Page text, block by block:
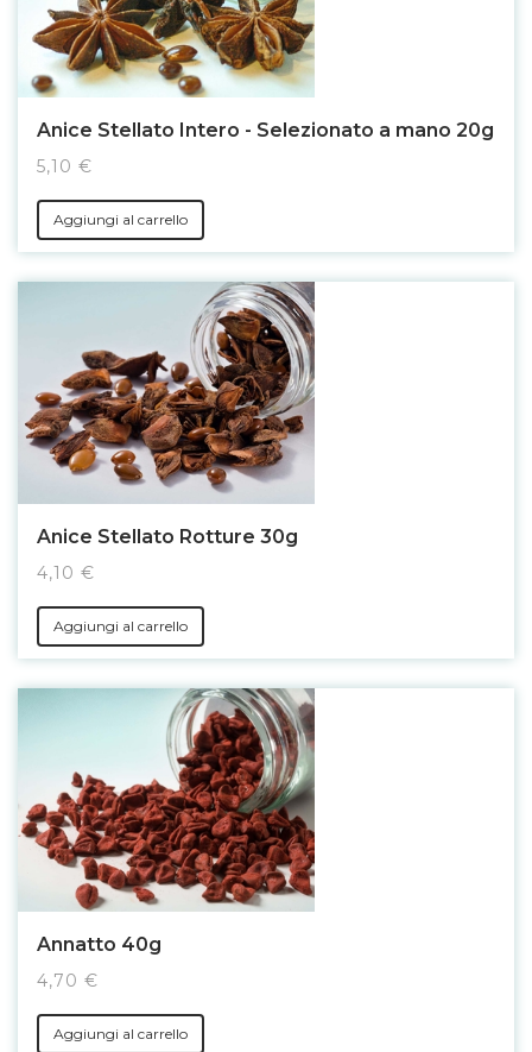
Anice Stellato Intero - Selezionato a mano 20g
5,10 €
Aggiungi al carrello
Anice Stellato Rotture 30g
4,10 €
Aggiungi al carrello
Annatto 40g
4,70 €
Aggiungi al carrello